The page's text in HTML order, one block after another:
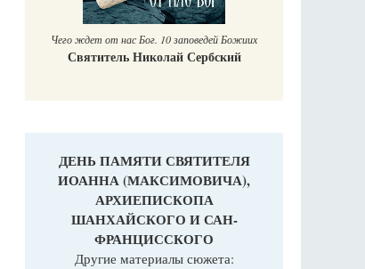
Божиих
ДЕНЬ ПАМЯТИ СВЯТИТЕЛЯ
ИОАННА (МАКСИМОВИЧА),
АРХИЕПИСКОПА
ШАНХАЙСКОГО И САН-
ФРАНЦИССКОГО
Другие материалы сюжета: